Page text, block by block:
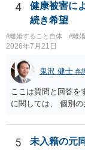
4
健康被害に
続き希望
#離婚すること自体 #離
2026年7月21日
鬼沢 健士 弁
ここは質問と回答を
に関しては、 個別
5
未入籍の元